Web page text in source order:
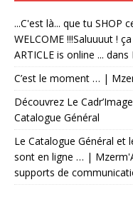
...C'est là... que tu SHOP
WELCOME !!!Saluuuut !
ARTICLE is online ... dans
C’est le moment … |
Découvrez Le
Catalogue Général
Le Catalogue Général et
sont en ligne … |
supports de